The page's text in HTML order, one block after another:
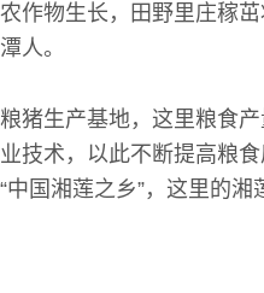
作物生长，田野里庄稼
人。
猪生产基地，这里粮食
技术，以此不断提高粮
中国湘莲之乡”，这里的